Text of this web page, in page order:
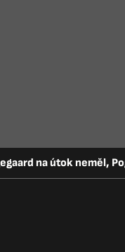
na útok neměl,